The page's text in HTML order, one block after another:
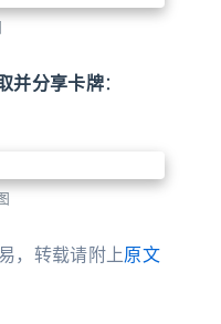
并分享卡牌：
，转载请附上原文